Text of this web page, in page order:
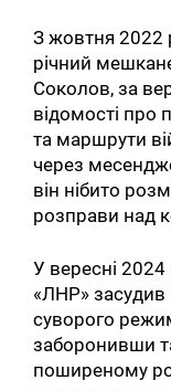
З жовтня 2022
річний
Соколов, за
відомості про
та маршрути
через
він нібито
розправи над
У вересні
«ЛНР» засудив
суворого
заборонивши
поширеному